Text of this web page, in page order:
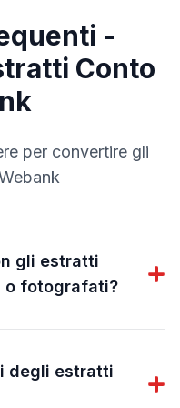
-
Conto
per convertire gli
gli estratti
o fotografati?
degli estratti